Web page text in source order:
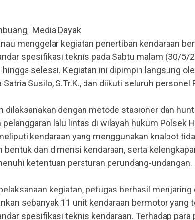
Media Dayak
menggelar kegiatan penertiban kendaraan
spesifikasi teknis pada Sabtu malam (30/5/
hingga selesai. Kegiatan ini dipimpin langsung
Satria Susilo, S.Tr.K., dan diikuti seluruh personel
dilaksanakan dengan metode stasioner dan
lalu lintas di wilayah hukum Polsek
kendaraan yang menggunakan knalpot
bentuk dan dimensi kendaraan, serta
ketentuan peraturan perundang-undangan.
kegiatan, petugas berhasil menjaring
sebanyak 11 unit kendaraan bermotor yang
spesifikasi teknis kendaraan. Terhadap para